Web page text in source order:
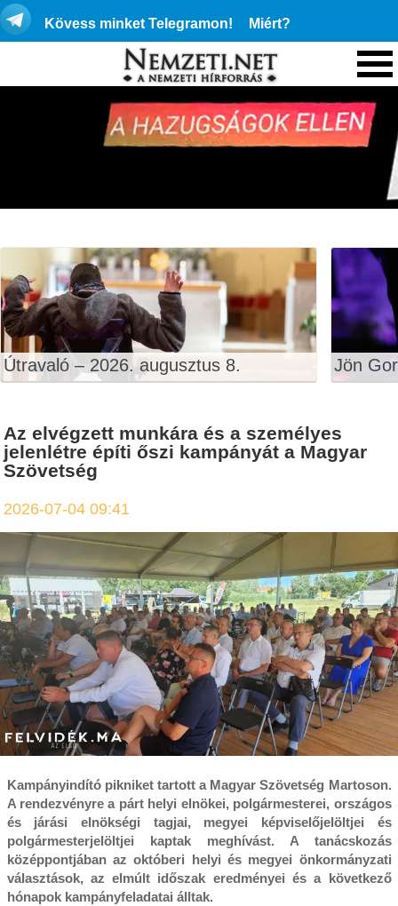
Kövess minket Telegramon! Miért?
Útravaló – 2026. augusztus 8. Jön
Az elvégzett munkára és a személyes
jelenlétre építi őszi kampányát a Magyar
Szövetség
2026-07-04 09:41
Kampányindító pikniket tartott a Magyar Szövetség Martoson.
A rendezvényre a párt helyi elnökei, polgármesterei, országos
és járási elnökségi tagjai, megyei képviselőjelöltjei és
polgármesterjelöltjei kaptak meghívást. A tanácskozás
középpontjában az októberi helyi és megyei önkormányzati
választások, az elmúlt időszak eredményei és a következő
hónapok kampányfeladatai álltak.